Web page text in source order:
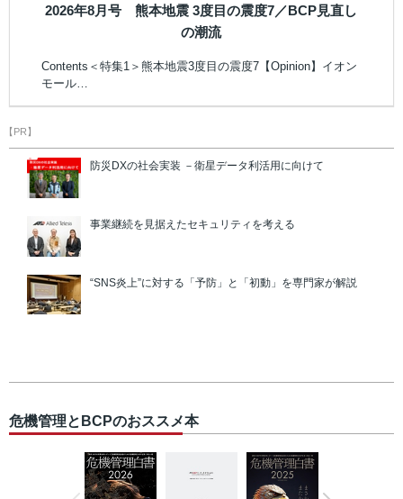
2026年8月号 熊本地震 3度目の震度7／BCP見直し
の潮流
Contents＜特集1＞熊本地震3度目の震度7【Opinion】イオン
モール…
【PR】
防災DXの社会実装 －衛星データ利活用に向けて
事業継続を見据えたセキュリティを考える
“SNS炎上”に対する「予防」と「初動」を専門家が解説
危機管理とBCPのおススメ本